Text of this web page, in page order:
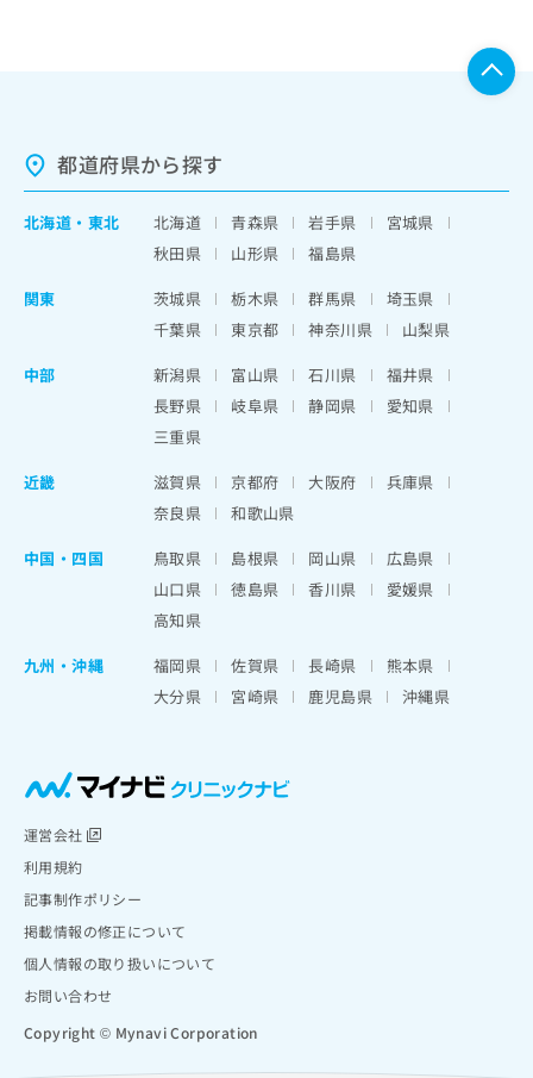
都道府県から探す
北海道 ・ 東北 北海道 青森県 岩手県
宮城県
秋田県
山形県
福島県
関東
茨城県 栃木県 群馬県
埼玉県
千葉県
東京都 神奈川県
山梨県
中部
新潟県 富山県 石川県
福井県
長野県
岐阜県 静岡県
愛知県
三重県
近畿
滋賀県 京都府 大阪府
兵庫県
奈良県
和歌山県
中国・四国
鳥取県 島根県 岡山県
広島県
山口県
徳島県 香川県
愛媛県
高知県
九州・沖縄
福岡県 佐賀県 長崎県
熊本県
大分県
宮崎県 鹿児島県 沖縄県
運営会社
利用規約
記事制作ポリシー
掲載情報の修正について
個人情報の取り扱いについて
お問い合わせ
Copyright © Mynavi Corporation